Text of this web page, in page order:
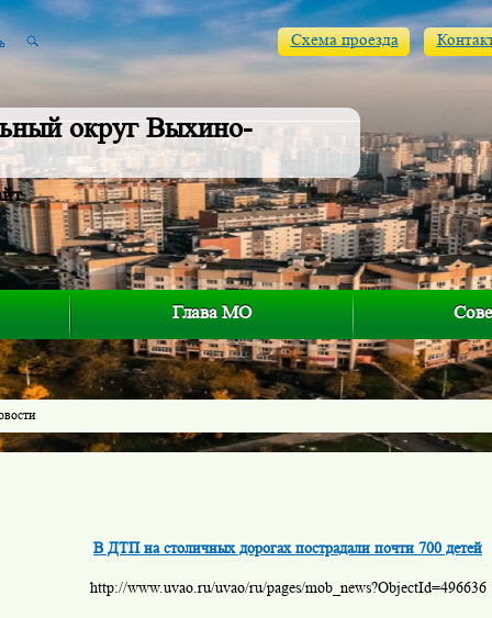
округ Выхино-
Схема проезда
Глава МО
В ДТП на столичных дорогах пострадали почти 700 детей
http://www.uvao.ru/uvao/ru/pages/mob_news?ObjectId=496636